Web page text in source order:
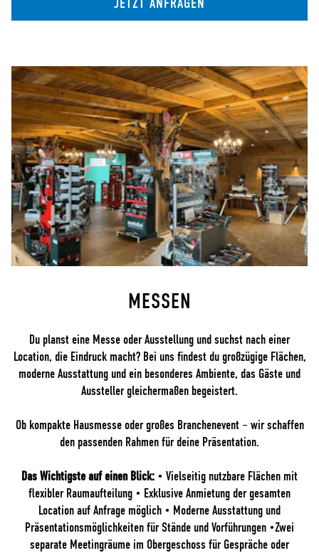
JETZT ANFRAGEN
MESSEN
Du planst eine Messe oder Ausstellung und suchst nach einer
Location, die Eindruck macht? Bei uns findest du großzügige Flächen,
moderne Ausstattung und ein besonderes Ambiente, das Gäste und
Aussteller gleichermaßen begeistert.
Ob kompakte Hausmesse oder großes Branchenevent – wir schaffen
den passenden Rahmen für deine Präsentation.
Das Wichtigste auf einen Blick: • Vielseitig nutzbare Flächen mit
flexibler Raumaufteilung • Exklusive Anmietung der gesamten
Location auf Anfrage möglich • Moderne Ausstattung und
Präsentationsmöglichkeiten für Stände und Vorführungen •Zwei
separate Meetingräume im Obergeschoss für Gespräche oder